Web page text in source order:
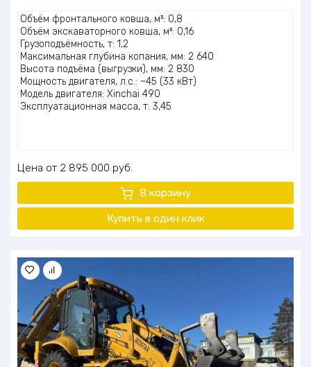
Оценка
5.00 из 5
Объём фронтального ковша, м³: 0,8
Объём экскаваторного ковша, м³: 0,16
Грузоподъёмность, т: 1,2
Максимальная глубина копания, мм: 2 640
Высота подъёма (выгрузки), мм: 2 830
Мощность двигателя, л.с.: ~45 (33 кВт)
Модель двигателя: Xinchai 490
Эксплуатационная масса, т: 3,45
Цена 2 895 000 руб.
В корзину
Купить в один клик